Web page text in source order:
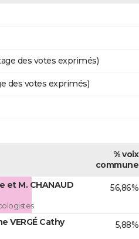
des votes exprimés)
des votes exprimés)
% voix
commune
et M. CHANAUD
56,86%
VERGÉ Cathy 5,88%